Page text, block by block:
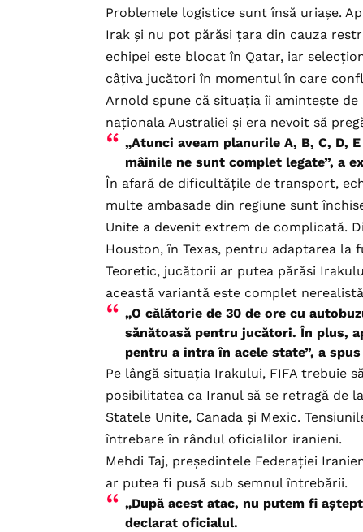
Problemele logistice sunt însă uriașe.
Irak și nu pot părăsi țara din cauza
echipei este blocat în Qatar, iar
câțiva jucători în momentul în care
Arnold spune că situația îi amintește de
naționala Australiei și era nevoit să
„Atunci aveam planurile A, B, C, D,
mâinile ne sunt complet legate”, a
În afară de dificultățile de transport,
multe ambasade din regiune sunt
Unite a devenit extrem de complicată.
Houston, în Texas, pentru adaptarea
Teoretic, jucătorii ar putea părăsi
această variantă este complet
„O călătorie de 30 de ore cu
sănătoasă pentru jucători. În plus,
pentru a intra în acele state”, a
Pe lângă situația Irakului, FIFA trebuie
posibilitatea ca Iranul să se retragă de
Statele Unite, Canada și Mexic.
întrebare în rândul oficialilor iranieni.
Mehdi Taj, președintele Federației
ar putea fi pusă sub semnul întrebării.
„După acest atac, nu putem fi
declarat oficialul.